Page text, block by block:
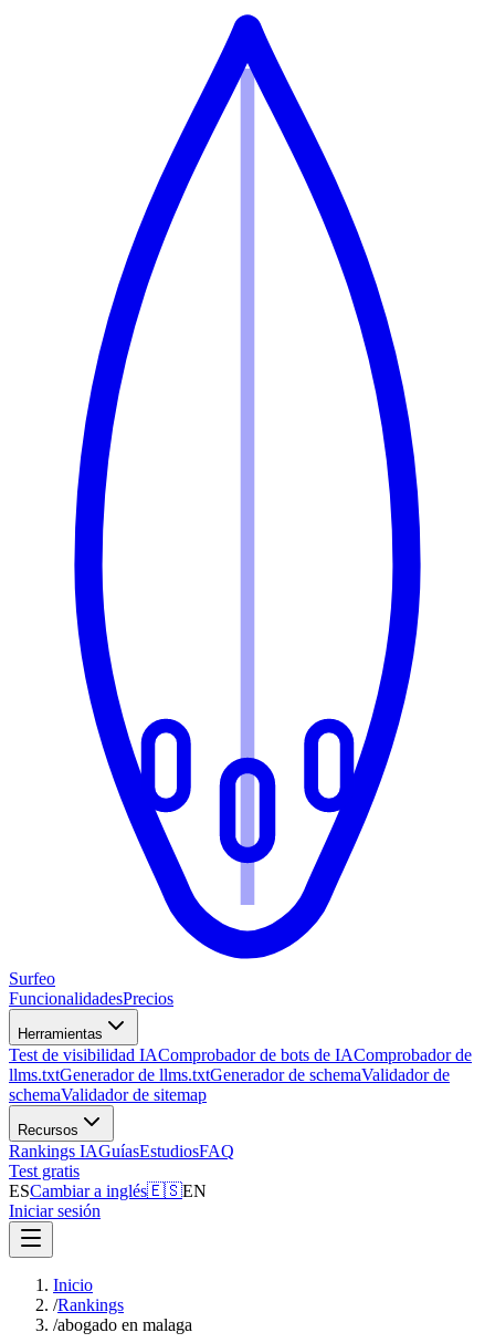
Surfeo
FuncionalidadesPrecios
Herramientas
Test de visibilidad IAComprobador de bots de IAComprobador de
llms.txtGenerador de llms.txtGenerador de schemaValidador de
schemaValidador de sitemap
Recursos
Rankings IAGuíasEstudiosFAQ
Test gratis
ESCambiar a inglés🇪🇸EN
Iniciar sesión
Inicio
/Rankings
/abogado en malaga